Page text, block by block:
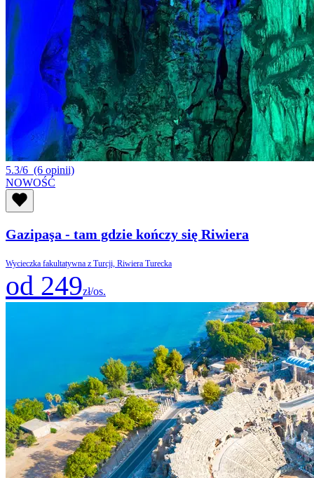
5.3/6 (6 opinii)
NOWOŚĆ
Gazipaşa - tam gdzie kończy się Riwiera
Wycieczka fakultatywna z Turcji, Riwiera Turecka
od 249zł/os.